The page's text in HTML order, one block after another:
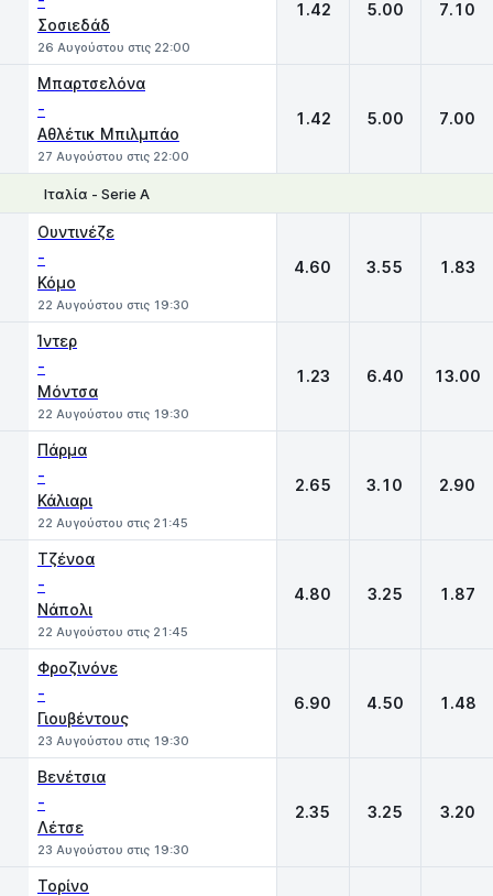
Σοσιεδάδ
26 Αυγούστου στις 22:00
1.42 5.00 7.10
Μπαρτσελόνα
-
Αθλέτικ Μπιλμπάο
27 Αυγούστου στις 22:00
1.42 5.00 7.00
Ιταλία - Serie A
Ουντινέζε
-
Κόμο
22 Αυγούστου στις 19:30
4.60 3.55 1.83
Ίντερ
-
Μόντσα
22 Αυγούστου στις 19:30
1.23 6.40 13.00
Πάρμα
-
Κάλιαρι
22 Αυγούστου στις 21:45
2.65 3.10 2.90
Τζένοα
-
Νάπολι
22 Αυγούστου στις 21:45
4.80 3.25 1.87
Φροζινόνε
-
Γιουβέντους
23 Αυγούστου στις 19:30
6.90 4.50 1.48
Βενέτσια
-
Λέτσε
23 Αυγούστου στις 19:30
2.35 3.25 3.20
Τορίνο